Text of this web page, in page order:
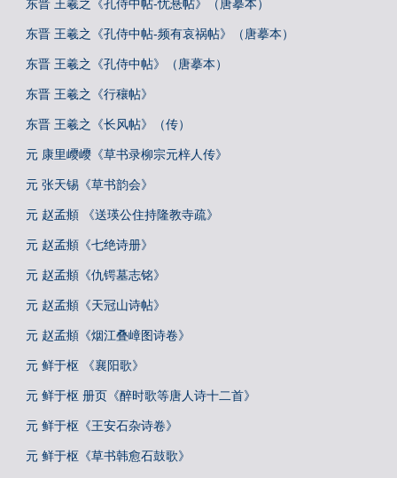
东晋 王羲之《孔侍中帖-忧悬帖》（唐摹本）
东晋 王羲之《孔侍中帖-频有哀祸帖》（唐摹本）
东晋 王羲之《孔侍中帖》（唐摹本）
东晋 王羲之《行穰帖》
东晋 王羲之《长风帖》（传）
元 康里巎巎《草书录柳宗元梓人传》
元 张天锡《草书韵会》
元 赵孟頫 《送瑛公住持隆教寺疏》
元 赵孟頫《七绝诗册》
元 赵孟頫《仇锷墓志铭》
元 赵孟頫《天冠山诗帖》
元 赵孟頫《烟江叠嶂图诗卷》
元 鲜于枢 《襄阳歌》
元 鲜于枢 册页《醉时歌等唐人诗十二首》
元 鲜于枢《王安石杂诗卷》
元 鲜于枢《草书韩愈石鼓歌》